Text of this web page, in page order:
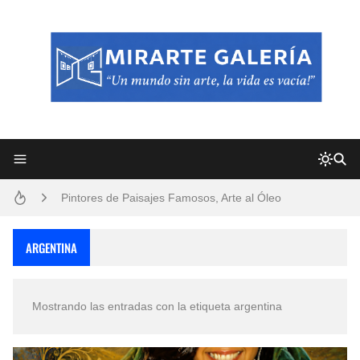
San Valentín Dibujos a Lápiz del 14 de Febrero
Rostros Bellos, La Perfección del Dibujo A Lápiz, Biryulina Vita
ARGENTINA
Mostrando las entradas con la etiqueta argentina